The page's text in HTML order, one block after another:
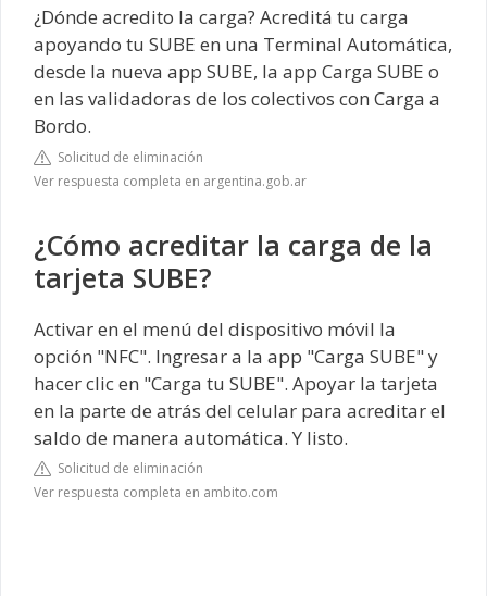
¿Dónde acredito la carga? Acreditá tu carga
apoyando tu SUBE en una Terminal Automática,
desde la nueva app SUBE, la app Carga SUBE o
en las validadoras de los colectivos con Carga a
Bordo.
Solicitud de eliminación
Ver respuesta completa en argentina.gob.ar
¿Cómo acreditar la carga de la
tarjeta SUBE?
Activar en el menú del dispositivo móvil la
opción "NFC". Ingresar a la app "Carga SUBE" y
hacer clic en "Carga tu SUBE". Apoyar la tarjeta
en la parte de atrás del celular para acreditar el
saldo de manera automática. Y listo.
Solicitud de eliminación
Ver respuesta completa en ambito.com